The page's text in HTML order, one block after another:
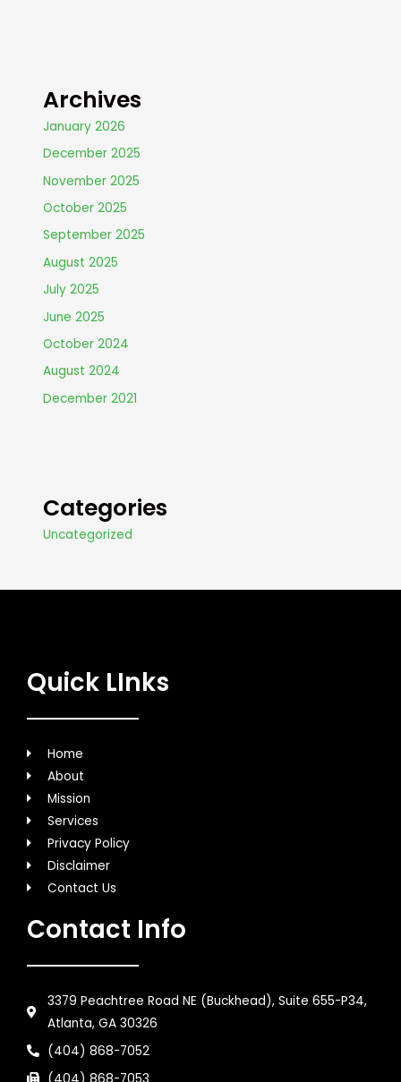
Archives
January 2026
December 2025
November 2025
October 2025
September 2025
August 2025
July 2025
June 2025
October 2024
August 2024
December 2021
Categories
Uncategorized
Quick LInks
Home
About
Mission
Services
Privacy Policy
Disclaimer
Contact Us
Contact Info
3379 Peachtree Road NE (Buckhead), Suite 655-P34,
Atlanta, GA 30326
(404) 868-7052
(404) 868-7053